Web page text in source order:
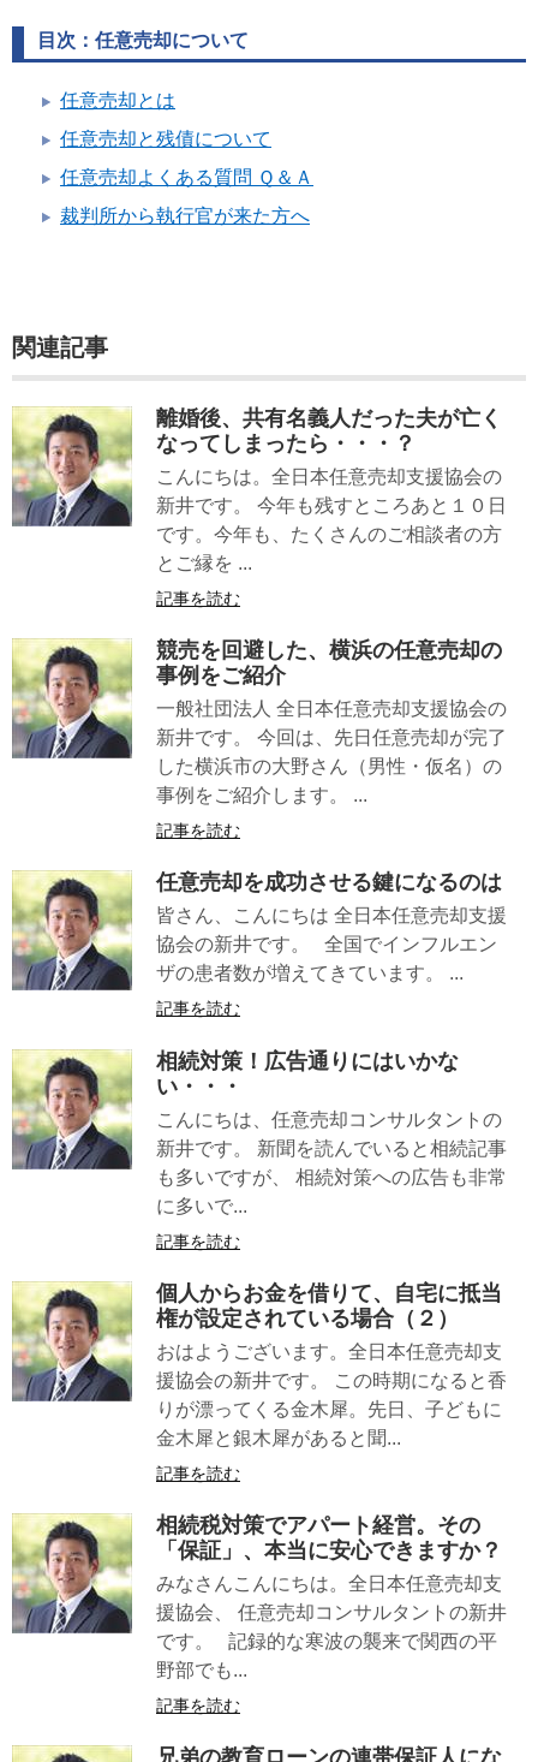
目次：任意売却について
任意売却とは
任意売却と残債について
任意売却よくある質問 Ｑ＆Ａ
裁判所から執行官が来た方へ
関連記事
離婚後、共有名義人だった夫が亡く
なってしまったら・・・？
こんにちは。全日本任意売却支援協会の
新井です。 今年も残すところあと１０日
です。今年も、たくさんのご相談者の方
とご縁を ...
記事を読む
競売を回避した、横浜の任意売却の
事例をご紹介
一般社団法人 全日本任意売却支援協会の
新井です。 今回は、先日任意売却が完了
した横浜市の大野さん（男性・仮名）の
事例をご紹介します。 ...
記事を読む
任意売却を成功させる鍵になるのは
皆さん、こんにちは 全日本任意売却支援
協会の新井です。 全国でインフルエン
ザの患者数が増えてきています。 ...
記事を読む
相続対策！広告通りにはいかな
い・・・
こんにちは、任意売却コンサルタントの
新井です。 新聞を読んでいると相続記事
も多いですが、 相続対策への広告も非常
に多いで...
記事を読む
個人からお金を借りて、自宅に抵当
権が設定されている場合（２）
おはようございます。全日本任意売却支
援協会の新井です。 この時期になると香
りが漂ってくる金木犀。先日、子どもに
金木犀と銀木犀があると聞...
記事を読む
相続税対策でアパート経営。その
「保証」、本当に安心できますか？
みなさんこんにちは。全日本任意売却支
援協会、 任意売却コンサルタントの新井
です。 記録的な寒波の襲来で関西の平
野部でも...
記事を読む